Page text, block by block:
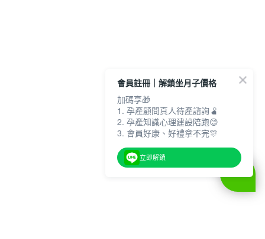
會員註冊｜解鎖坐月子價格
加碼享🎁
1. 孕產顧問真人待產諮詢🫄
2. 孕產知識心理建設陪跑😊
3. 會員好康、好禮拿不完🎊
立即解鎖